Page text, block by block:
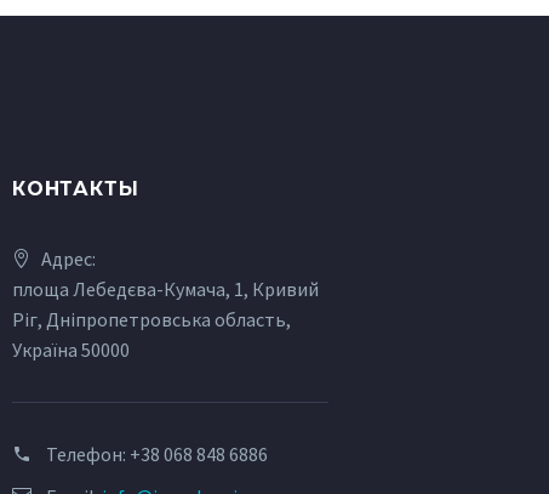
КОНТАКТЫ
Адрес:
площа Лебедєва-Кумача, 1, Кривий
Ріг, Дніпропетровська область,
Україна 50000
Телефон: +38 068 848 6886